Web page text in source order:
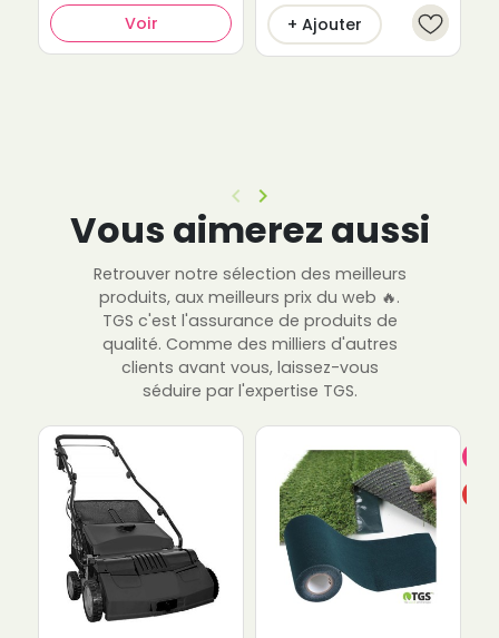
Voir + Ajouter
Précédent
keyboard_arrow_left Suivant
keyboard_arrow_right
Vous aimerez aussi
Retrouver notre sélection des meilleurs
produits, aux meilleurs prix du web 🔥.
TGS c'est l'assurance de produits de
qualité. Comme des milliers d'autres
clients avant vous, laissez-vous
séduire par l'expertise TGS.